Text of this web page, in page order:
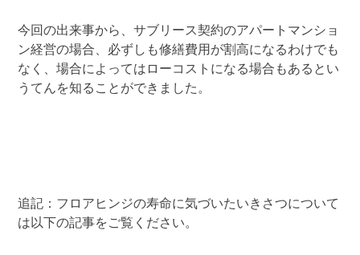
今回の出来事から、サブリース契約のアパートマンショ
ン経営の場合、必ずしも修繕費用が割高になるわけでも
なく、場合によってはローコストになる場合もあるとい
うてんを知ることができました。
追記：フロアヒンジの寿命に気づいたいきさつについて
は以下の記事をご覧ください。